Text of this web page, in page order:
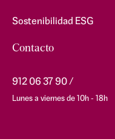
Sostenibilidad ESG
Contacto
912 06 37 90
Lunes a viernes de 10h - 18h